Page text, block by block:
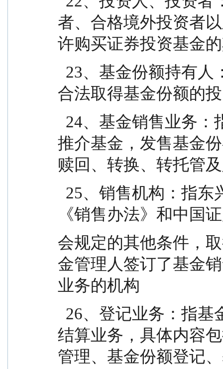
者、合格境外投资者
许购买证券投资基金
合法取得基金份额的
推介基金，发售基金
赎回、转换、转托管
《销售办法》和中国
会规定的其他条件，
金管理人签订了基金
业务的机构
结算业务，具体内容
管理、基金份额登记